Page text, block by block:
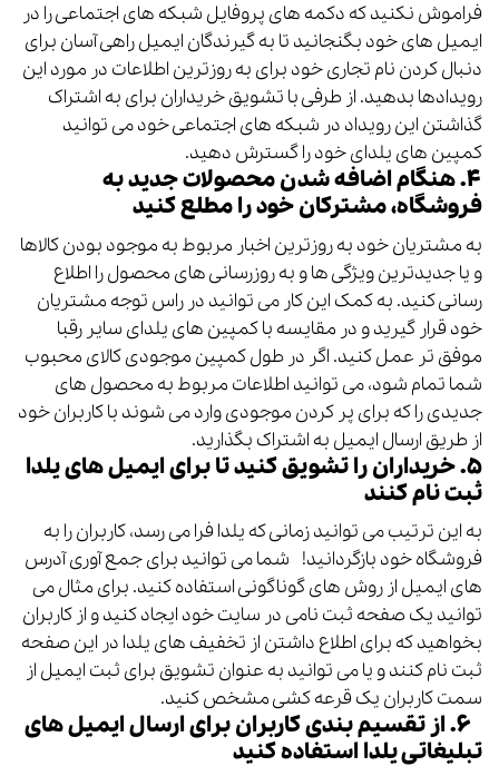
فراموش نکنید که دکمه های پروفایل شبکه های اجتماعی را در
ایمیل های خود بگنجانید تا به گیرندگان ایمیل راهی آسان برای
دنبال کردن نام تجاری خود برای به روزترین اطلاعات در مورد این
رویدادها بدهید. از طرفی با تشویق خریداران برای به اشتراک
گذاشتن این رویداد در شبکه های اجتماعی خود می توانید
کمپین های یلدای خود را گسترش دهید.
۴. هنگام اضافه شدن محصولات جدید به
فروشگاه، مشترکان خود را مطلع کنید
به مشتریان خود به روزترین اخبار مربوط به موجود بودن کالاها
و یا جدیدترین ویژگی ها و به روزرسانی های محصول را اطلاع
رسانی کنید. به کمک این کار می توانید در راس توجه مشتریان
خود قرار گیرید و در مقایسه با کمپین های یلدای سایر رقبا
موفق تر عمل کنید. اگر در طول کمپین موجودی کالای محبوب
شما تمام شود، می توانید اطلاعات مربوط به محصول های
جدیدی را که برای پر کردن موجودی وارد می شوند با کاربران خود
از طریق ارسال ایمیل به اشتراک بگذارید.
۵. خریداران را تشویق کنید تا برای ایمیل های یلدا
ثبت نام کنند
به این ترتیب می توانید زمانی که یلدا فرا می رسد، کاربران را به
فروشگاه خود بازگردانید! شما می توانید برای جمع آوری آدرس
های ایمیل از روش های گوناگونی استفاده کنید. برای مثال می
توانید یک صفحه ثبت نامی در سایت خود ایجاد کنید و از کاربران
بخواهید که برای اطلاع داشتن از تخفیف های یلدا در این صفحه
ثبت نام کنند و یا می توانید به عنوان تشویق برای ثبت ایمیل از
سمت کاربران یک قرعه کشی مشخص کنید.
۶. از تقسیم بندی کاربران برای ارسال ایمیل های
تبلیغاتی یلدا استفاده کنید